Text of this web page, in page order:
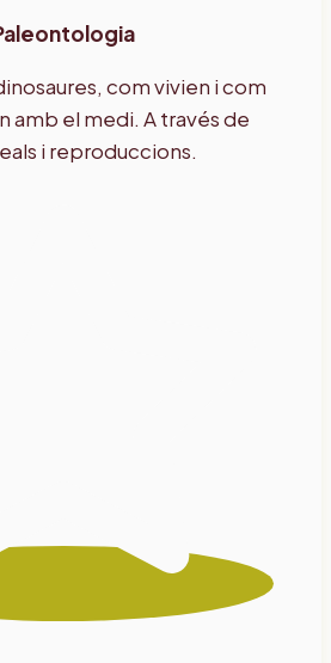
com vivien i com
amb el medi. A través de
i reproduccions.